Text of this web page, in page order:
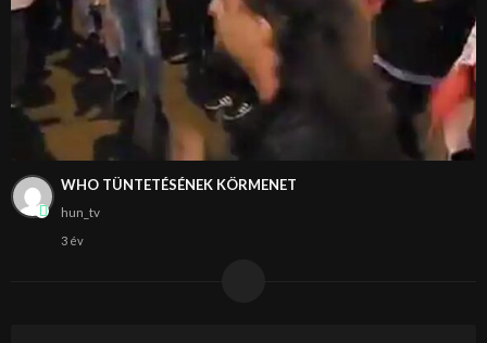
WHO TÜNTETÉSÉNEK KÖRMENET
hun_tv
3 év